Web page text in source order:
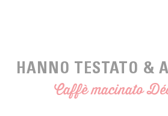
HANNO TESTATO &
Caffè macinato